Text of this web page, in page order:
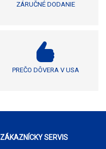
ZÁRUČNÉ DODANIE
PREČO DÔVERA V USA
ZÁKAZNÍCKY SERVIS